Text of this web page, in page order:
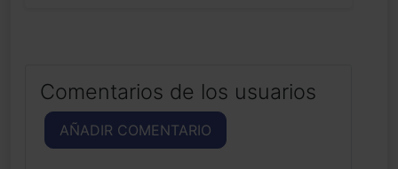
Comentarios de los usuarios
AÑADIR COMENTARIO